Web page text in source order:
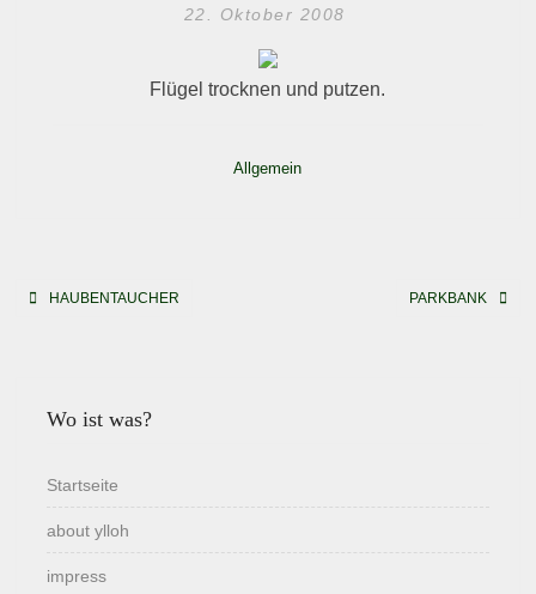
22. Oktober 2008
Flügel trocknen und putzen.
Allgemein
Beitragsnavigation
HAUBENTAUCHER PARKBANK
Wo ist was?
Startseite
about ylloh
impress